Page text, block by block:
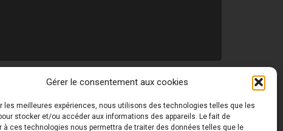
Gérer le consentement aux cookies
les meilleures expériences, nous utilisons des technologies telles que les
stocker et/ou accéder aux informations des appareils. Le fait de
à ces technologies nous permettra de traiter des données telles que le
© Toutes les photos de ce site sont la propriété de